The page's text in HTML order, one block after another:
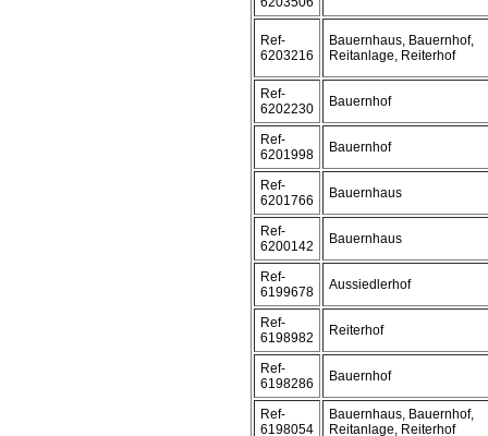
Ref-
6203216
Bauernhaus, Bauernhof,
Reitanlage, Reiterhof
Ref-
6202230
Bauernhof
Ref-
6201998
Bauernhof
Ref-
6201766
Bauernhaus
Ref-
6200142
Bauernhaus
Ref-
6199678
Aussiedlerhof
Ref-
6198982
Reiterhof
Ref-
6198286
Bauernhof
Ref-
6198054
Bauernhaus, Bauernhof,
Reitanlage, Reiterhof